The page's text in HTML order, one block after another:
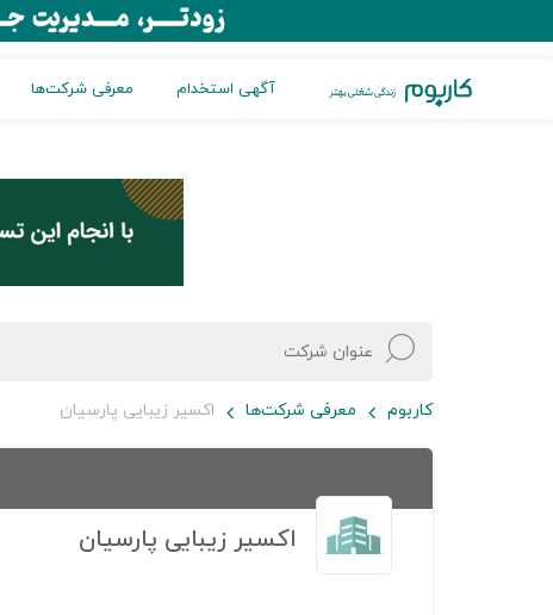
آگهی استخدام معرفی شرکت‌ها
کاربوم معرفی شرکت‌ها اکسیر زیبایی پارسیان
اکسیر زیبایی پارسیان